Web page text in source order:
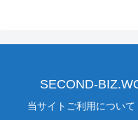
SECOND-
当サイトご利用について